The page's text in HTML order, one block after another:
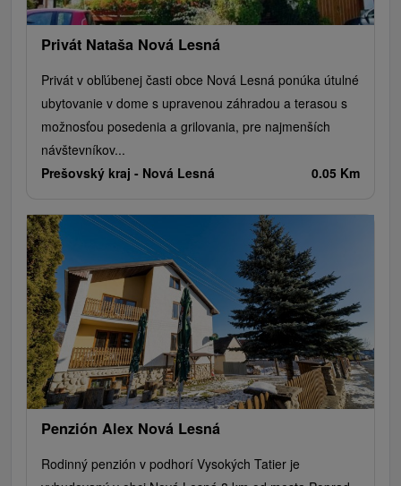
Privát Nataša Nová Lesná
Privát v obľúbenej časti obce Nová Lesná ponúka útulné
ubytovanie v dome s upravenou záhradou a terasou s
možnosťou posedenia a grilovania, pre najmenších
návštevníkov...
Prešovský kraj - Nová Lesná 0.05 Km
Penzión Alex Nová Lesná
Rodinný penzión v podhorí Vysokých Tatier je